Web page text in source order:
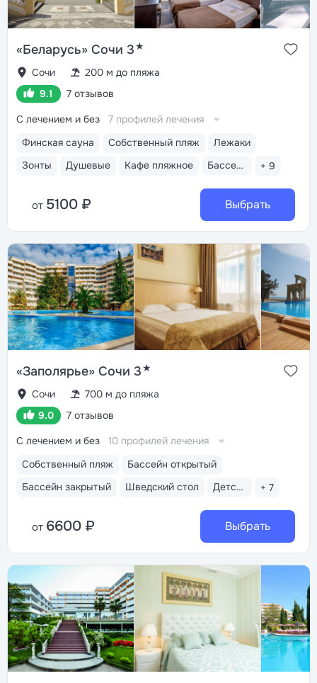
«Беларусь» Сочи 3★
Сочи
200 м до пляжа
9.1
7 отзывов
Финская сауна Собственный пляж
Лежаки
Зонты
Душевые Кафе пляжное Бассейн открытый + 9
С лечением и без 7 профилей лечения
от 5100 ₽ Выбрать
«Заполярье» Сочи 3★
Сочи
700 м до пляжа
9.0
7 отзывов
Собственный пляж
Бассейн открытый
Бассейн закрытый
Шведский стол Детская анимация + 7
С лечением и без 10 профилей лечения
от 6600 ₽ Выбрать